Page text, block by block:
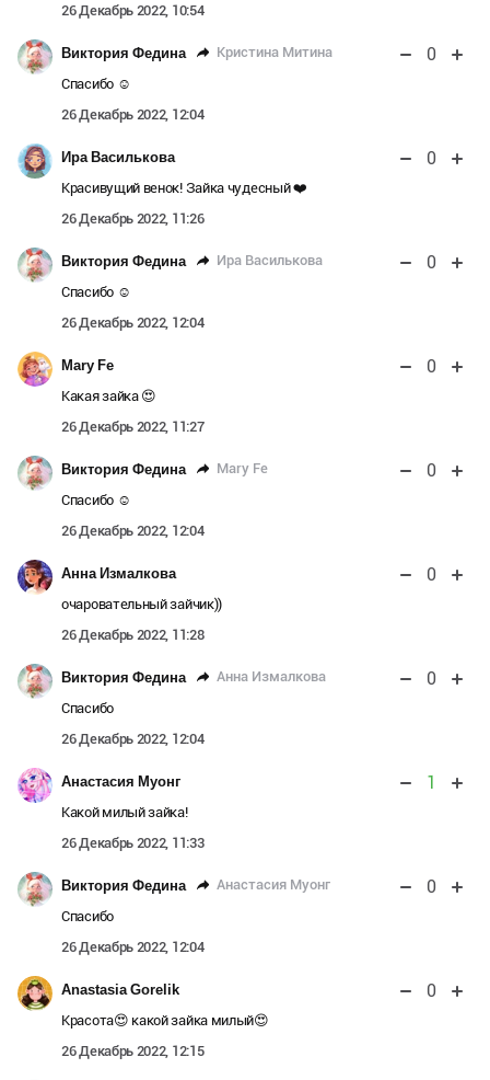
26 Декабрь 2022, 10:54
Виктория Федина Кристина Митина 0
Спасибо ☺️
26 Декабрь 2022, 12:04
Ира Василькова 0
Красивущий венок! Зайка чудесный ❤️
26 Декабрь 2022, 11:26
Виктория Федина Ира Василькова 0
Спасибо ☺️
26 Декабрь 2022, 12:04
Mary Fe 0
Какая зайка 😍
26 Декабрь 2022, 11:27
Виктория Федина Mary Fe 0
Спасибо ☺️
26 Декабрь 2022, 12:04
Анна Измалкова 0
очаровательный зайчик))
26 Декабрь 2022, 11:28
Виктория Федина Анна Измалкова 0
Спасибо
26 Декабрь 2022, 12:04
Анастасия Муонг 1
Какой милый зайка!
26 Декабрь 2022, 11:33
Виктория Федина Анастасия Муонг 0
Спасибо
26 Декабрь 2022, 12:04
Anastasia Gorelik 0
Красота😍 какой зайка милый😍
26 Декабрь 2022, 12:15